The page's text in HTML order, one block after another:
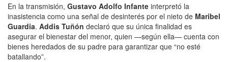
En la transmisión, Gustavo Adolfo Infante interpretó la
inasistencia como una señal de desinterés por el nieto de Maribel
Guardia. Addis Tuñón declaró que su única finalidad es
asegurar el bienestar del menor, quien —según ella— cuenta con
bienes heredados de su padre para garantizar que “no esté
batallando”.